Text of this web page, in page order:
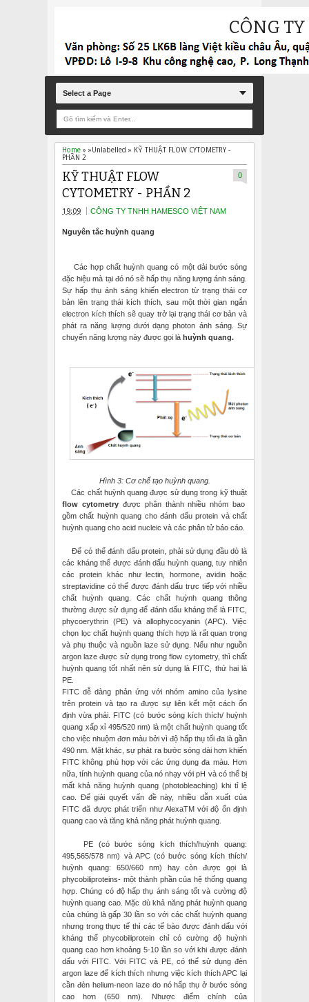
CÔNG
Select a Page
Home » »Unlabelled » KỸ THUẬT FLOW CYTOMETRY -
PHẦN 2
KỸ THUẬT FLOW
CYTOMETRY - PHẦN 2
19:09 CÔNG TY TNHH HAMESCO VIỆT NAM
0
Nguyên tắc huỳnh quang
Các hợp chất huỳnh quang có một dải bước sóng
đặc hiệu mà tại đó nó sẽ hấp thụ năng lượng ánh sáng.
Sự hấp thụ ánh sáng khiến electron từ trạng thái cơ
bản lên trạng thái kích thích, sau một thời gian ngắn
electron kích thích sẽ quay trở lại trạng thái cơ bản và
phát ra năng lượng dưới dạng photon ánh sáng. Sự
chuyển năng lượng này được gọi là huỳnh quang.
Hình 3: Cơ chế tạo huỳnh quang.
Các chất huỳnh quang được sử dụng trong kỹ thuật
flow cytometryđược phân thành nhiều nhóm bao
gồm chất huỳnh quang cho đánh dấu protein và chất
huỳnh quang cho acid nucleic và các phân tử báo cáo.
Để có thể đánh dấu protein, phải sử dụng đầu dò là
các kháng thể được đánh dấu huỳnh quang, tuy nhiên
các protein khác như lectin, hormone, avidin hoặc
streptavidine có thể được đánh dấu trực tiếp với nhiều
chất huỳnh quang. Các chất huỳnh quang thông
thường được sử dụng để đánh dấu kháng thể là FITC,
phycoerythrin (PE) và allophycocyanin (APC). Việc
chọn lọc chất huỳnh quang thích hợp là rất quan trọng
và phụ thuộc và nguồn laze sử dụng. Nếu như nguồn
argon laze được sử dụng trong flow cytometry, thì chất
huỳnh quang tốt nhất nên sử dụng là FITC, thứ hai là
PE.
FITC dễ dàng phản ứng với nhóm amino của lysine
trên protein và tạo ra được sự liên kết một cách ổn
định vừa phải. FITC (có bước sóng kích thích/ huỳnh
quang xấp xỉ 495/520 nm) là một chất huỳnh quang tốt
cho việc nhuộm đơn màu bởi vì độ hấp thụ tối đa là gần
490 nm. Mặt khác, sự phát ra bước sóng dài hơn khiến
FITC không phù hợp với các ứng dụng đa màu. Hơn
nữa, tính huỳnh quang của nó nhạy với pH và có thể bị
mất khả năng huỳnh quang (photobleaching) khi tỉ lệ
cao. Để giải quyết vấn đề này, nhiều dẫn xuất của
FITC đã được phát triển như AlexaTM với độ ổn định
quang cao và tăng khả năng phát huỳnh quang.
PE (có bước sóng kích thích/huỳnh quang:
495,565/578 nm) và APC (có bước sóng kích thích/
huỳnh quang: 650/660 nm) hay còn được gọi là
phycobiliproteins- một thành phần của hệ thống quang
hợp. Chúng có độ hấp thụ ánh sáng tốt và cường độ
huỳnh quang cao. Mặc dù khả năng phát huỳnh quang
của chúng là gấp 30 lần so với các chất huỳnh quang
nhưng trong thực tế thì các tế bào được đánh dấu với
kháng thể phycobiliprotein chỉ có cường độ huỳnh
quang cao hơn khoảng 5-10 lần so với khi được đánh
dấu với FITC. Với FITC và PE, có thể sử dụng đèn
argon laze để kích thích nhưng việc kích thích APC lại
cần đèn helium-neon laze do nó hấp thụ ở bước sóng
cao hơn (650 nm). Nhược điểm chính của